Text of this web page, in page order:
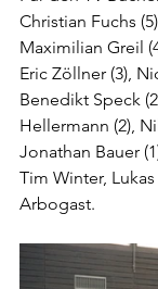
Christian Fuchs
Maximilian Greil
Eric Zöllner (3),
Benedikt Speck
Hellermann (2),
Jonathan Bauer
Tim Winter,
Arbogast.